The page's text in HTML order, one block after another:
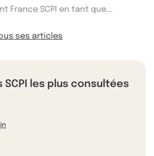
France SCPI en tant que...
ses articles
SCPI les plus consultées